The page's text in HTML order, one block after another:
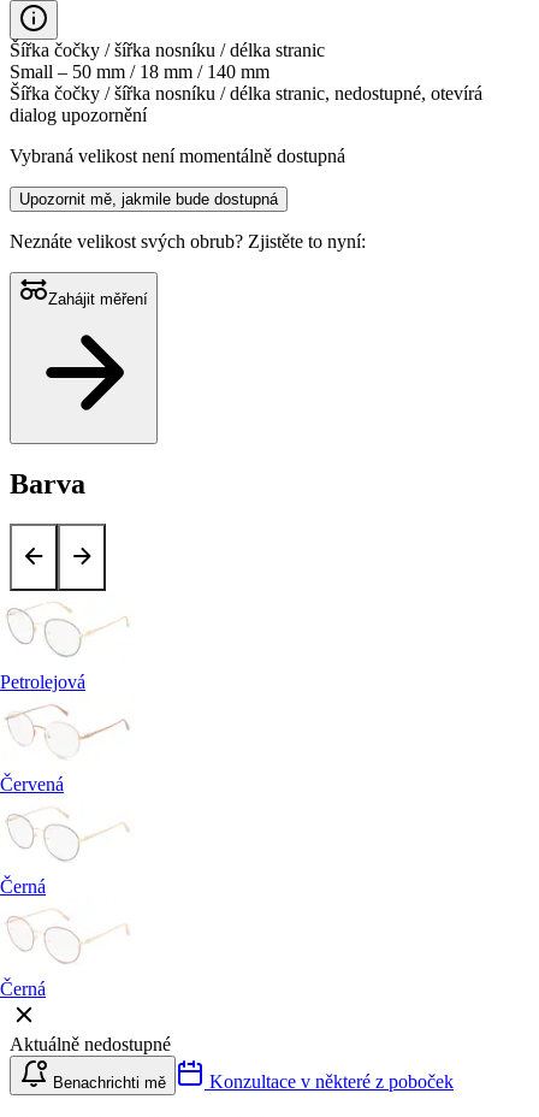
Šířka čočky / šířka nosníku / délka stranic
Small – 50 mm / 18 mm / 140 mm
Šířka čočky / šířka nosníku / délka stranic, nedostupné, otevírá
dialog upozornění
Vybraná velikost není momentálně dostupná
Upozornit mě, jakmile bude dostupná
Neznáte velikost svých obrub? Zjistěte to nyní:
Zahájit měření
Barva
Petrolejová
Červená
Černá
Černá
Aktuálně nedostupné
Benachrichti mě Konzultace v některé z poboček